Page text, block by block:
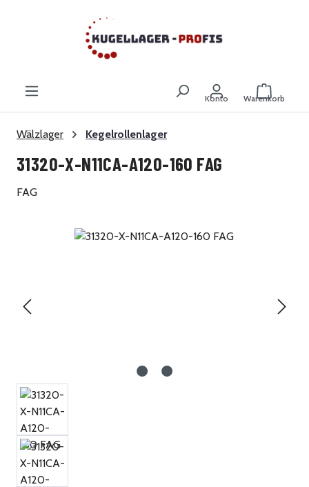
Zum Hauptinhalt springen
Konto Warenkorb
Wälzlager Kegelrollenlager
31320-X-N11CA-A120-160 FAG
FAG
Bildergalerie überspringen